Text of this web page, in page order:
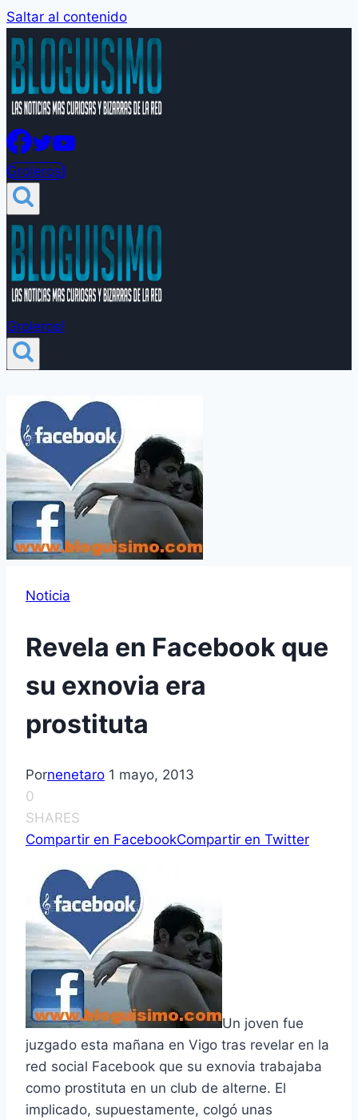
Saltar al contenido
Groleros!
Groleros!
Noticia
Revela en Facebook que
su exnovia era
prostituta
Pornenetaro 1 mayo, 2013
0
SHARES
Compartir en FacebookCompartir en Twitter
Un joven fue
juzgado esta mañana en Vigo tras revelar en la
red social Facebook que su exnovia trabajaba
como prostituta en un club de alterne. El
implicado, supuestamente, colgó unas